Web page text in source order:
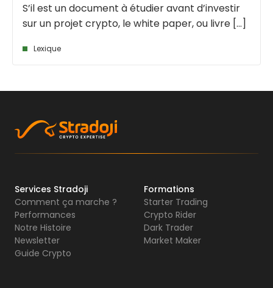
S’il est un document à étudier avant d’investir
sur un projet crypto, le white paper, ou livre [...]
Lexique
Services Stradoji
Comment ça marche ?
Performances
Notre Histoire
Newsletter
Guide Crypto
Formations
Starter Trading
Crypto Rider
Dark Trader
Market Maker